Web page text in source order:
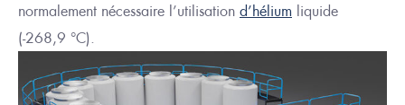
normalement nécessaire l’utilisation d’hélium liquide
(-268,9 °C).